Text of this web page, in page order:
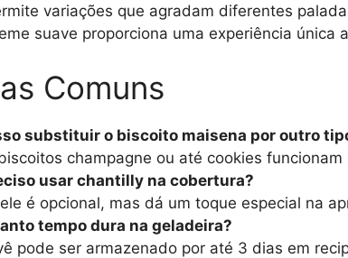
variações que agradam diferentes
suave proporciona uma experiência única
Comuns
substituir o biscoito maisena por outro
champagne ou até cookies funcionam
usar chantilly na cobertura?
é opcional, mas dá um toque especial na
tempo dura na geladeira?
pode ser armazenado por até 3 dias em